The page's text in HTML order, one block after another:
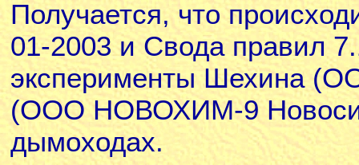
Получается, что
01-2003 и Свода правил
эксперименты Шехина
(ООО НОВОХИМ-9
дымоходах.